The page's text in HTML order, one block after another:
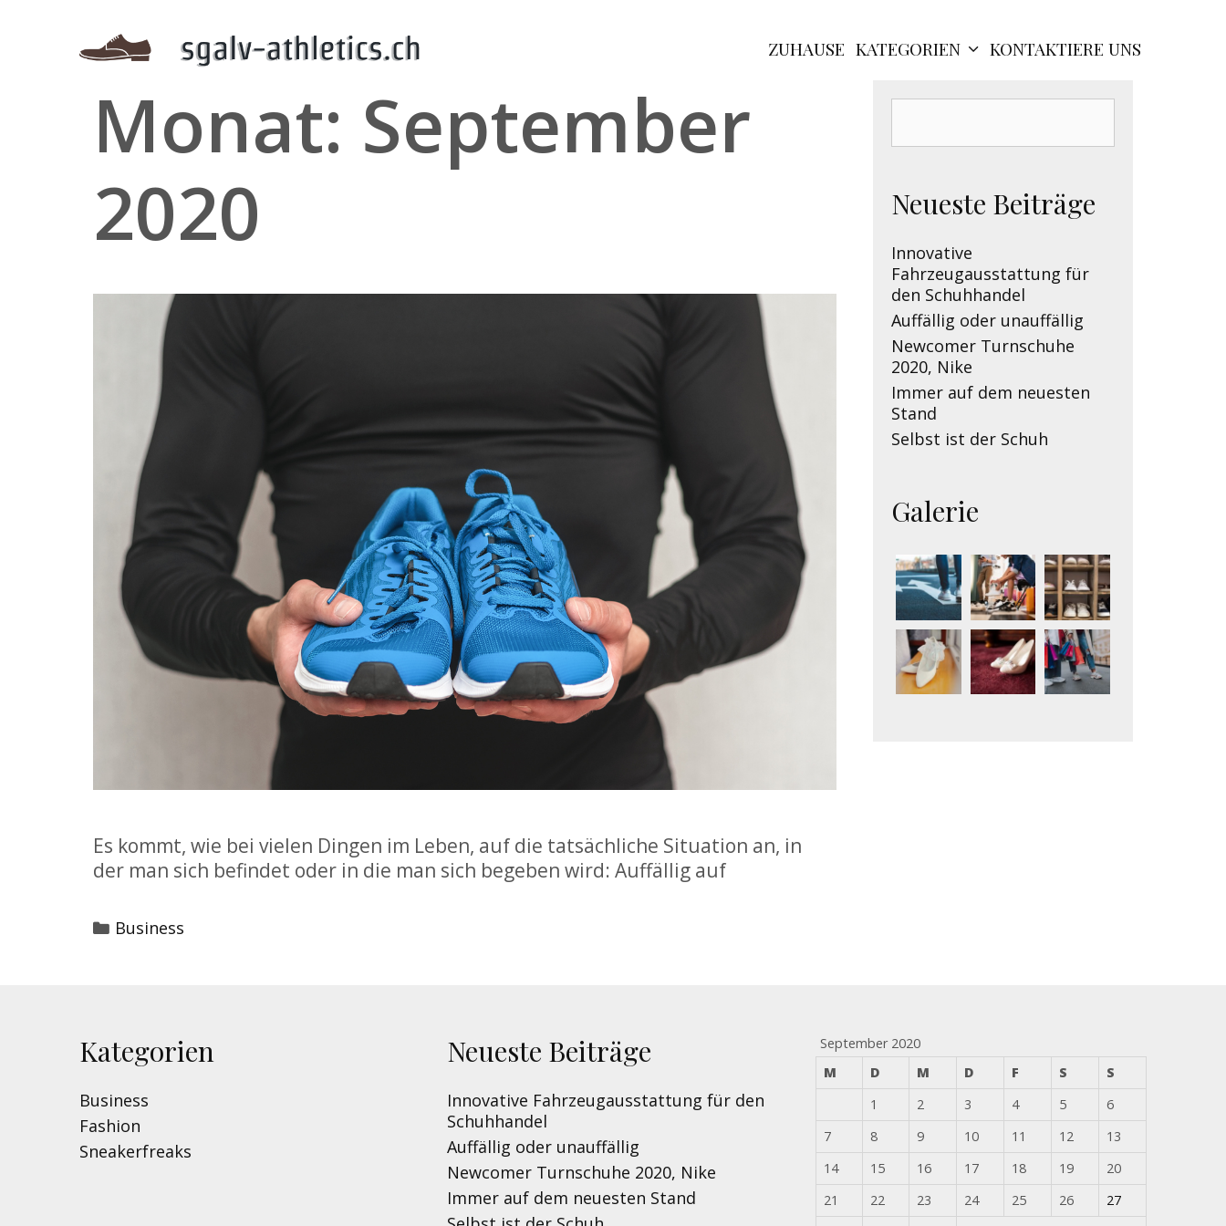
ZUHAUSE KATEGORIEN KONTAKTIERE UNS
Monat: September
2020
Es kommt, wie bei vielen Dingen im Leben, auf die tatsächliche Situation an, in
der man sich befindet oder in die man sich begeben wird: Auffällig auf
Categories
Business
Neueste Beiträge
Innovative
Fahrzeugausstattung für
den Schuhhandel
Auffällig oder unauffällig
Newcomer Turnschuhe
2020, Nike
Immer auf dem neuesten
Stand
Selbst ist der Schuh
Galerie
Kategorien
Business
Fashion
Sneakerfreaks
Neueste Beiträge
Innovative Fahrzeugausstattung für den
Schuhhandel
Auffällig oder unauffällig
Newcomer Turnschuhe 2020, Nike
Immer auf dem neuesten Stand
September 2020
M
D M D F S
S
1
2 3 4 5
6
7
8 9 10 11 12
13
14
15 16 17 18 19
20
21
22 23 24 25 26
27